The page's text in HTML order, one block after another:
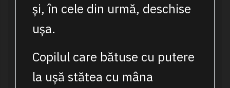
și, în cele din urmă, deschise
ușa.
Copilul care bătuse cu putere
la ușă stătea cu mâna